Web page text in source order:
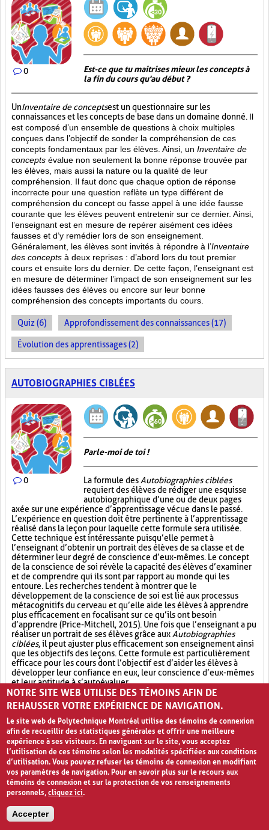
0
Est-ce que tu maitrises mieux les concepts à
la fin du cours qu'au début ?
UnInventaire de conceptsest un questionnaire sur les
connaissances et les concepts de base dans un domaine donné. Il
est composé d’un ensemble de questions à choix multiples
conçues dans l’objectif de sonder la compréhension de ces
concepts fondamentaux par les élèves. Ainsi, un Inventaire de
concepts évalue non seulement la bonne réponse trouvée par
les élèves, mais aussi la nature ou la qualité de leur
compréhension. Il faut donc que chaque option de réponse
incorrecte pour une question reflète un type différent de
compréhension du concept ou fasse appel à une idée fausse
courante que les élèves peuvent entretenir sur ce dernier. Ainsi,
l’enseignant est en mesure de repérer aisément ces idées
fausses et d’y remédier lors de son enseignement.
Généralement, les élèves sont invités à répondre à l’Inventaire
des concepts à deux reprises : d’abord lors du tout premier
cours et ensuite lors du dernier. De cette façon, l’enseignant est
en mesure de déterminer l’impact de son enseignement sur les
idées fausses des élèves ou encore sur leur bonne
compréhension des concepts importants du cours.
Quiz (6) Approfondissement des connaissances (17)
Évolution des apprentissages (2)
AUTOBIOGRAPHIES CIBLÉES
0
Parle-moi de toi !
La formule des Autobiographies ciblées
requiert des élèves de rédiger une esquisse
autobiographique d’une ou de deux pages
axée sur une expérience d’apprentissage vécue dans le passé.
L’expérience en question doit être pertinente à l’apprentissage
réalisé dans la leçon pour laquelle cette formule sera utilisée.
Cette technique est intéressante puisqu’elle permet à
l’enseignant d’obtenir un portrait des élèves de sa classe et de
déterminer leur degré de conscience d’eux-mêmes. Le concept
de la conscience de soi révèle la capacité des élèves d’examiner
et de comprendre qui ils sont par rapport au monde qui les
entoure. Les recherches tendent à montrer que le
développement de la conscience de soi est lié aux processus
métacognitifs du cerveau et qu’elle aide les élèves à apprendre
plus efficacement en focalisant sur ce qu’ils ont besoin
d’apprendre (Price-Mitchell, 2015). Une fois que l’enseignant a pu
réaliser un portrait de ses élèves grâce aux Autobiographies
ciblées, il peut ajuster plus efficacement son enseignement ainsi
que les objectifs des leçons. Cette formule est particulièrement
efficace pour les cours dont l’objectif est d’aider les élèves à
développer leur confiance en eux, leur conscience d’eux-mêmes
et leur aptitude à s’autoévaluer.
Métacognition (7) Expérience (10)
Réflexion individuelle (31)
LISTES D'INTÉRÊTS ET DE COMPÉTENCES
NOTRE SITE WEB UTILISE DES TÉMOINS AFIN DE
REHAUSSER VOTRE EXPÉRIENCE DE NAVIGATION.
Le site web de Polytechnique Montréal utilise des témoins de connexion
afin de recueillir des statistiques générales et offrir une meilleure
expérience à ses visiteurs. En naviguant sur le site, vous acceptez
l’utilisation de ces témoins selon les modalités spécifiées aux conditions
d’utilisation. Vous pouvez refuser les témoins de connexion en modifiant
vos paramètres de navigation. Pour en savoir plus sur le recours aux
témoins de connexion et sur la protection de vos renseignements
personnels,cliquez ici.
Accepter